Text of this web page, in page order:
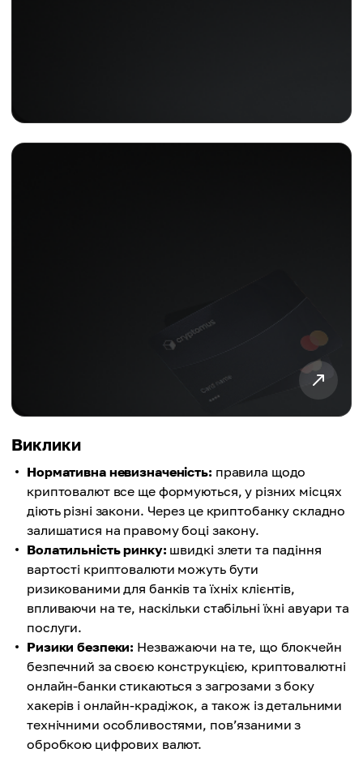
Виклики
Нормативна невизначеність: правила щодо
криптовалют все ще формуються, у різних місцях
діють різні закони. Через це криптобанку складно
залишатися на правому боці закону.
Волатильність ринку: швидкі злети та падіння
вартості криптовалюти можуть бути
ризикованими для банків та їхніх клієнтів,
впливаючи на те, наскільки стабільні їхні авуари та
послуги.
Ризики безпеки: Незважаючи на те, що блокчейн
безпечний за своєю конструкцією, криптовалютні
онлайн-банки стикаються з загрозами з боку
хакерів і онлайн-крадіжок, а також із детальними
технічними особливостями, пов’язаними з
обробкою цифрових валют.